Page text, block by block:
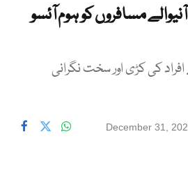
مسافروں کو ہوم آئسو
کی کڑی اور سخت نگرانی
December 31,